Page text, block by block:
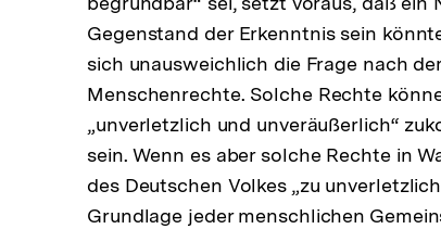
Gegenstand der Erkenntnis sein
sich unausweichlich die Frage nach
Menschenrechte. Solche Rechte
„unverletzlich und unveräußerlich“
sein. Wenn es aber solche Rechte in
des Deutschen Volkes „zu
Grundlage jeder menschlichen